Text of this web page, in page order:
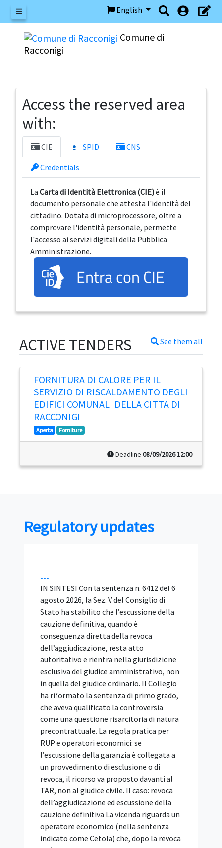
Menu
English
Comune di
Racconigi
Access the reserved area
with:
CIE SPID CNS
Credentials
La Carta di Identità Elettronica (CIE)è il
documento personale che attesta l'identità del
cittadino. Dotata di microprocessore, oltre a
comprovare l'identità personale, permette
l'accesso ai servizi digitali della Pubblica
Amministrazione.
Entra con CIE
See them all
ACTIVE TENDERS
FORNITURA DI CALORE PER IL
SERVIZIO DI RISCALDAMENTO DEGLI
EDIFICI COMUNALI DELLA CITTA DI
RACCONIGI
Aperta Forniture
Deadline 08/09/2026 12:00
Regulatory updates
Bando tipo ANAC 2/2026 SIA:
requisiti, BIM e verifiche del
RUP nelle gare di
ingegneria...
IN SINTESI Il Bando tipo ANAC n. 2/2026 è
lo schema di disciplinare per
l'affidamento, con procedura aperta e
offerta economicamente più
vantaggiosa, dei servizi di architettura e
ingegneria (SIA) di importo pari o
superiore alle soglie europee. È stato
approvato con delibera n. 153 del 15
aprile 2026, pubblicato in Gazzetta
Ufficiale (Serie Generale n. 111 del 15
maggio 2026) ed è vincolante per le
stazioni appaltanti dal 30 maggio 2026.
La Relazione illustrativa che lo
accompagna spiega le scelte
dell'Autorità, richiama le prime pronunce
e approfondisce i temi segnalati dagli
operatori: requisiti di partecipazione,
servizi di punta, gestione informativa
digitale (BIM), subappalto e avvalimento.